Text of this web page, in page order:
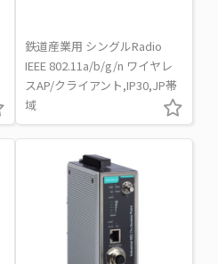
鉄道産業用 シングルRadio
IEEE 802.11a/b/g/n ワイヤレ
スAP/クライアント,IP30,JP帯
域